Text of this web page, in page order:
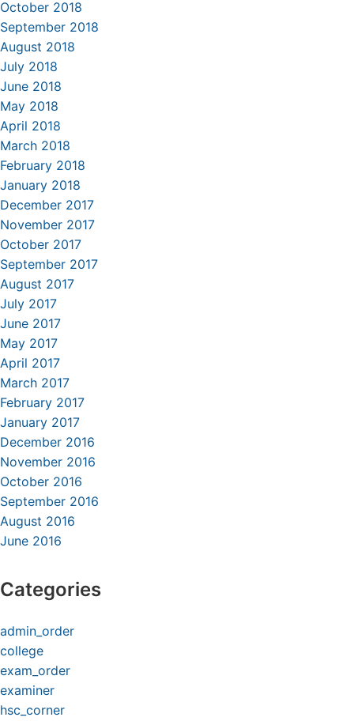
October 2018
September 2018
August 2018
July 2018
June 2018
May 2018
April 2018
March 2018
February 2018
January 2018
December 2017
November 2017
October 2017
September 2017
August 2017
July 2017
June 2017
May 2017
April 2017
March 2017
February 2017
January 2017
December 2016
November 2016
October 2016
September 2016
August 2016
June 2016
Categories
admin_order
college
exam_order
examiner
hsc_corner